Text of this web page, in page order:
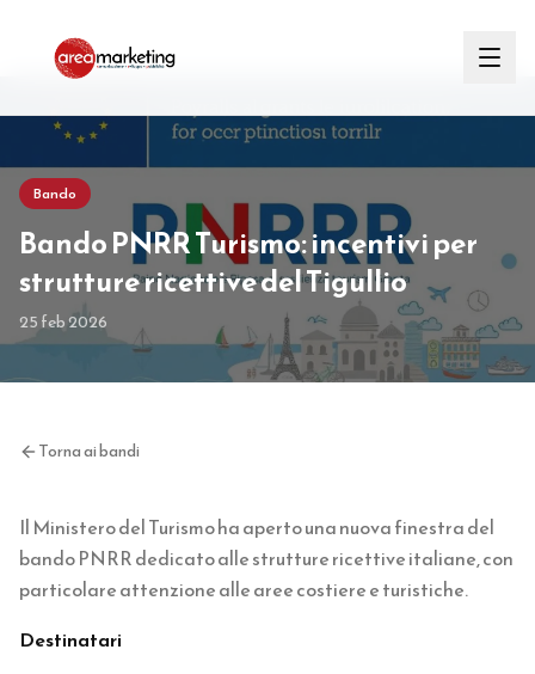
Bando
Bando PNRR Turismo: incentivi per
strutture ricettive del Tigullio
25 feb 2026
Torna ai bandi
Il Ministero del Turismo ha aperto una nuova finestra del
bando PNRR dedicato alle strutture ricettive italiane, con
particolare attenzione alle aree costiere e turistiche.
Destinatari